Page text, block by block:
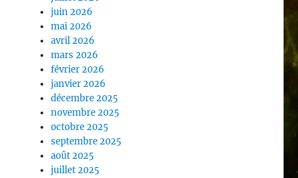
juin 2026
mai 2026
avril 2026
mars 2026
février 2026
janvier 2026
décembre 2025
novembre 2025
octobre 2025
septembre 2025
août 2025
juillet 2025